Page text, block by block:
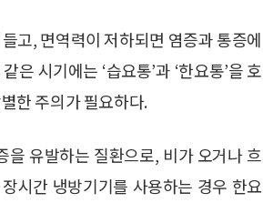
고, 면역력이 저하되면 염증과 통증에
시기에는 ‘습요통’과 ‘한요통’을 호
한 주의가 필요하다.
유발하는 질환으로, 비가 오거나 흐
시간 냉방기기를 사용하는 경우 한요